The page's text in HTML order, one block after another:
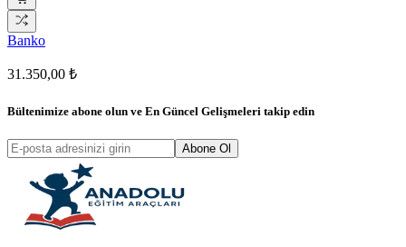
Banko
31.350,00 ₺
Bültenimize abone olun ve En Güncel Gelişmeleri takip edin
Abone Ol